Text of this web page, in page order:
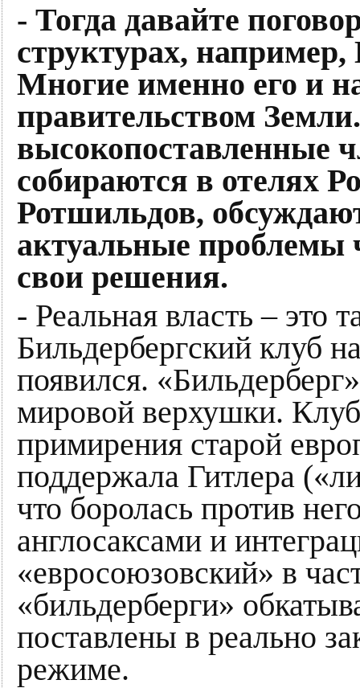
- Тогда давайте
структурах, например,
Многие именно его и
правительством
высокопоставленные
собираются в отелях
Ротшильдов,
актуальные проблемы
свои решения.
- Реальная власть – это
Бильдербергский клуб
появился.
мировой верхушки.
примирения старой
поддержала Гитлера
что боролась против
англосаксами и
«евросоюзовский» в
«бильдерберги»
поставлены в реально
режиме.